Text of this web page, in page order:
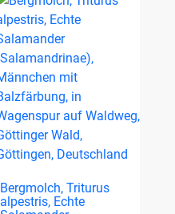
Bergmolch, Triturus
alpestris, Echte